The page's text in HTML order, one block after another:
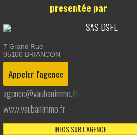
presentée par
SAS DSFL
7 Grand Rue
05100 BRIANCON
agence@vaubanimmo.fr
www.vaubanimmo.fr
INFOS SUR L'AGENCE